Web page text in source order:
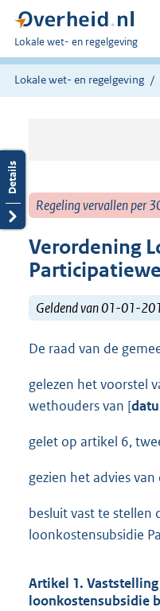
U
bent
hier:
Lokale wet- en regelgeving
Lokale wet- en regelgeving
Regeling vervallen per
Verordening
Geldend van 01-01-
De raad van de
gelezen het voorstel
wethouders van [
gelet op artikel 6,
gezien het advies van
besluit vast te stellen
loonkostensubsidie
Artikel 1.
loonkostensubsidie